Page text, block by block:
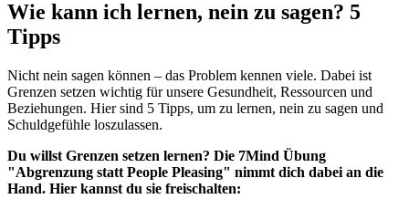
Wie kann ich lernen, nein zu sagen? 5
Tipps
Nicht nein sagen können – das Problem kennen viele. Dabei ist
Grenzen setzen wichtig für unsere Gesundheit, Ressourcen und
Beziehungen. Hier sind 5 Tipps, um zu lernen, nein zu sagen und
Schuldgefühle loszulassen.
Du willst Grenzen setzen lernen? Die 7Mind Übung
"Abgrenzung statt People Pleasing" nimmt dich dabei an die
Hand. Hier kannst du sie freischalten: